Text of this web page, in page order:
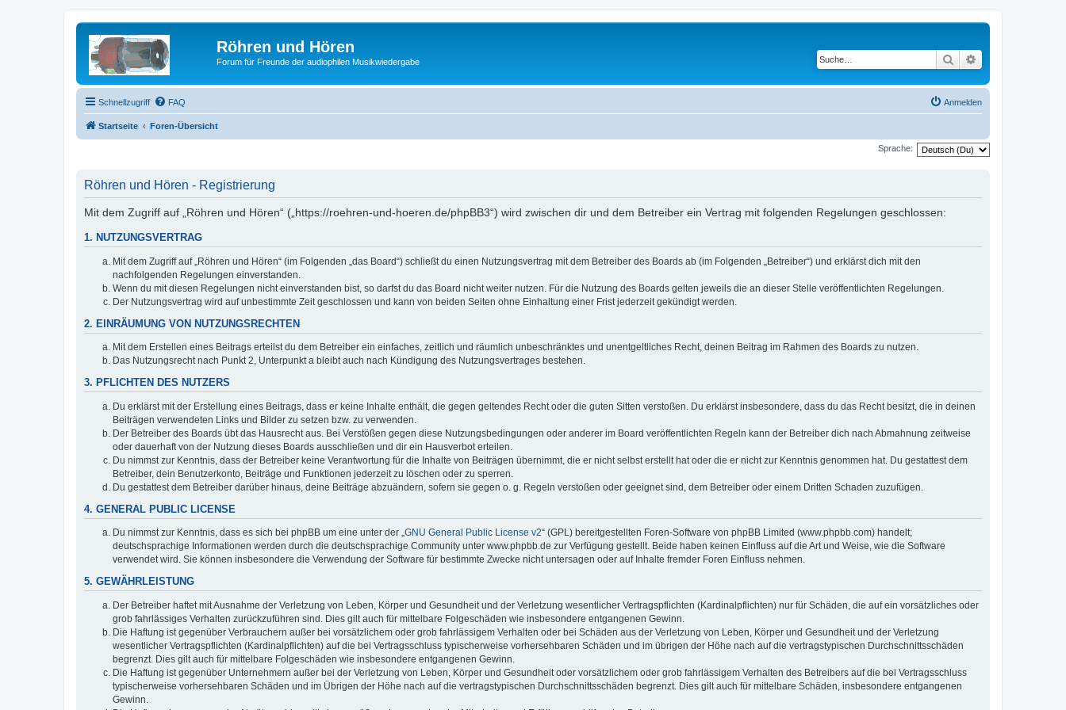
Röhren und Hören
Forum für Freunde der audiophilen Musikwiedergabe Suche
Schnellzugriff FAQ Anmelden
Startseite Foren-Übersicht
Sprache:
Röhren und Hören - Registrierung
Mit dem Zugriff auf „Röhren und Hören“ („https://roehren-und-hoeren.de/phpBB3“) wird zwischen dir und dem Betreiber ein Vertrag mit folgenden Regelungen geschlossen:
1. NUTZUNGSVERTRAG
Mit dem Zugriff auf „Röhren und Hören“ (im Folgenden „das Board“) schließt du einen Nutzungsvertrag mit dem Betreiber des Boards ab (im Folgenden „Betreiber“) und erklärst dich mit den
nachfolgenden Regelungen einverstanden.
Wenn du mit diesen Regelungen nicht einverstanden bist, so darfst du das Board nicht weiter nutzen. Für die Nutzung des Boards gelten jeweils die an dieser Stelle veröffentlichten Regelungen.
Der Nutzungsvertrag wird auf unbestimmte Zeit geschlossen und kann von beiden Seiten ohne Einhaltung einer Frist jederzeit gekündigt werden.
2. EINRÄUMUNG VON NUTZUNGSRECHTEN
Mit dem Erstellen eines Beitrags erteilst du dem Betreiber ein einfaches, zeitlich und räumlich unbeschränktes und unentgeltliches Recht, deinen Beitrag im Rahmen des Boards zu nutzen.
Das Nutzungsrecht nach Punkt 2, Unterpunkt a bleibt auch nach Kündigung des Nutzungsvertrages bestehen.
3. PFLICHTEN DES NUTZERS
Du erklärst mit der Erstellung eines Beitrags, dass er keine Inhalte enthält, die gegen geltendes Recht oder die guten Sitten verstoßen. Du erklärst insbesondere, dass du das Recht besitzt, die in deinen
Beiträgen verwendeten Links und Bilder zu setzen bzw. zu verwenden.
Der Betreiber des Boards übt das Hausrecht aus. Bei Verstößen gegen diese Nutzungsbedingungen oder anderer im Board veröffentlichten Regeln kann der Betreiber dich nach Abmahnung zeitweise
oder dauerhaft von der Nutzung dieses Boards ausschließen und dir ein Hausverbot erteilen.
Du nimmst zur Kenntnis, dass der Betreiber keine Verantwortung für die Inhalte von Beiträgen übernimmt, die er nicht selbst erstellt hat oder die er nicht zur Kenntnis genommen hat. Du gestattest dem
Betreiber, dein Benutzerkonto, Beiträge und Funktionen jederzeit zu löschen oder zu sperren.
Du gestattest dem Betreiber darüber hinaus, deine Beiträge abzuändern, sofern sie gegen o. g. Regeln verstoßen oder geeignet sind, dem Betreiber oder einem Dritten Schaden zuzufügen.
4. GENERAL PUBLIC LICENSE
Du nimmst zur Kenntnis, dass es sich bei phpBB um eine unter der „GNU General Public License v2“ (GPL) bereitgestellten Foren-Software von phpBB Limited (www.phpbb.com) handelt;
deutschsprachige Informationen werden durch die deutschsprachige Community unter www.phpbb.de zur Verfügung gestellt. Beide haben keinen Einfluss auf die Art und Weise, wie die Software
verwendet wird. Sie können insbesondere die Verwendung der Software für bestimmte Zwecke nicht untersagen oder auf Inhalte fremder Foren Einfluss nehmen.
5. GEWÄHRLEISTUNG
Der Betreiber haftet mit Ausnahme der Verletzung von Leben, Körper und Gesundheit und der Verletzung wesentlicher Vertragspflichten (Kardinalpflichten) nur für Schäden, die auf ein vorsätzliches oder
grob fahrlässiges Verhalten zurückzuführen sind. Dies gilt auch für mittelbare Folgeschäden wie insbesondere entgangenen Gewinn.
Die Haftung ist gegenüber Verbrauchern außer bei vorsätzlichem oder grob fahrlässigem Verhalten oder bei Schäden aus der Verletzung von Leben, Körper und Gesundheit und der Verletzung
wesentlicher Vertragspflichten (Kardinalpflichten) auf die bei Vertragsschluss typischerweise vorhersehbaren Schäden und im übrigen der Höhe nach auf die vertragstypischen Durchschnittsschäden
begrenzt. Dies gilt auch für mittelbare Folgeschäden wie insbesondere entgangenen Gewinn.
Die Haftung ist gegenüber Unternehmern außer bei der Verletzung von Leben, Körper und Gesundheit oder vorsätzlichem oder grob fahrlässigem Verhalten des Betreibers auf die bei Vertragsschluss
typischerweise vorhersehbaren Schäden und im Übrigen der Höhe nach auf die vertragstypischen Durchschnittsschäden begrenzt. Dies gilt auch für mittelbare Schäden, insbesondere entgangenen
Gewinn.